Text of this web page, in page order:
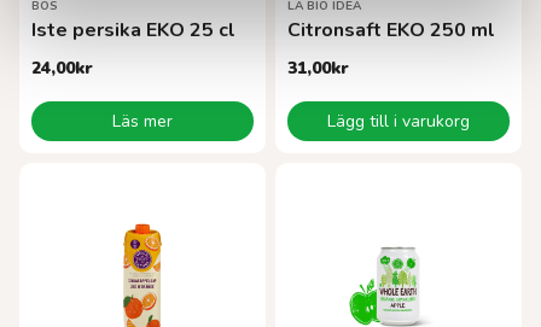
BOS
Iste persika EKO 25 cl
24,00kr
Läs mer
LA BIO IDEA
Citronsaft EKO 250 ml
31,00kr
Lägg till i varukorg